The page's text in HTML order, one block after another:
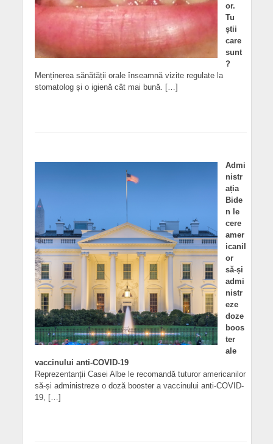
or.
Tu
știi
care
sunt
?
Menținerea sănătății orale înseamnă vizite regulate la
stomatolog și o igienă cât mai bună. […]
Admi
nistr
ația
Bide
n le
cere
amer
icanil
or
să-și
admi
nistr
eze
doze
boos
ter
ale
vaccinului anti-COVID-19
Reprezentanții Casei Albe le recomandă tuturor americanilor
să-și administreze o doză booster a vaccinului anti-COVID-
19, […]